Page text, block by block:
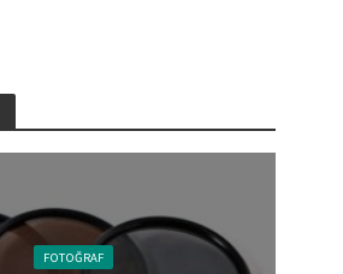
FOTOĞRAF